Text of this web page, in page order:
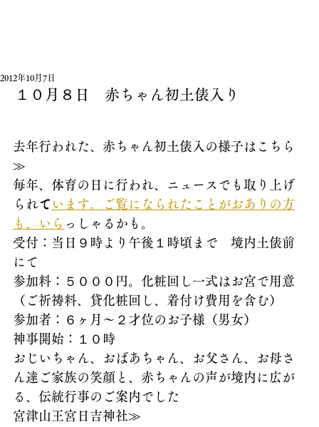
１０月８日 赤ちゃん初土俵入り
2012年10月7日
去年行われた、赤ちゃん初土俵入の様子はこちら
≫
毎年、体育の日に行われ、ニュースでも取り上げ
られて います。ご覧になられたことがおありの方
も、いら っしゃるかも。
受付：当日９時より午後１時頃まで　境内土俵前
にて
参加料：５０００円。化粧回し一式はお宮で用意
（ご祈祷料、貸化粧回し、着付け費用を含む）
参加者：６ヶ月～２才位のお子様（男女）
神事開始：１０時
おじいちゃん、おばあちゃん、お父さん、お母さ
ん達ご家族の笑顔と、赤ちゃんの声が境内に広が
る、伝統行事のご案内でした
宮津山王宮日吉神社≫